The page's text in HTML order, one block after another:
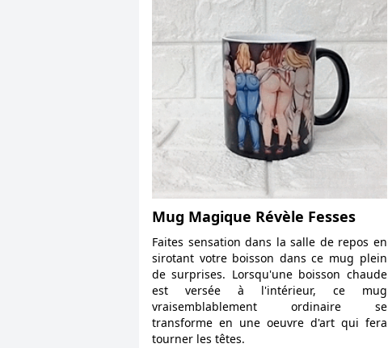
Mug Magique Révèle Fesses
Faites sensation dans la salle de repos en
sirotant votre boisson dans ce mug plein
de surprises. Lorsqu'une boisson chaude
est versée à l'intérieur, ce mug
vraisemblablement ordinaire se
transforme en une oeuvre d'art qui fera
tourner les têtes.